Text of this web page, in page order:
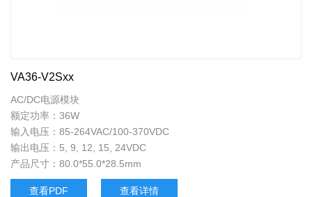
VA36-V2Sxx
AC/DC电源模块
额定功率：36W
输入电压：85-264VAC/100-370VDC
输出电压：5, 9, 12, 15, 24VDC
产品尺寸：80.0*55.0*28.5mm
查看PDF 查看详情